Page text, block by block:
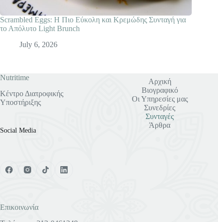
Scrambled Eggs: Η Πιο Εύκολη και Κρεμώδης Συνταγή για
το Απόλυτο Light Brunch
July 6, 2026
Nutritime
Κέντρο Διατροφικής
Υποστήριξης
Social Media
Αρχική
Βιογραφικό
Οι Υπηρεσίες μας
Συνεδρίες
Συνταγές
Άρθρα
Επικοινωνία